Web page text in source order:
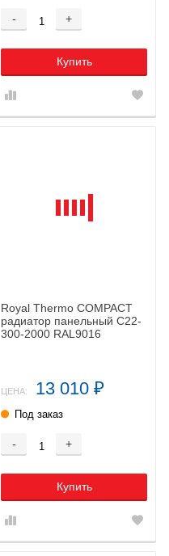
- +
Купить
Royal Thermo COMPACT
радиатор панельный C22-
300-2000 RAL9016
ЦЕНА: 13 010 ₽
Под заказ
- +
Купить